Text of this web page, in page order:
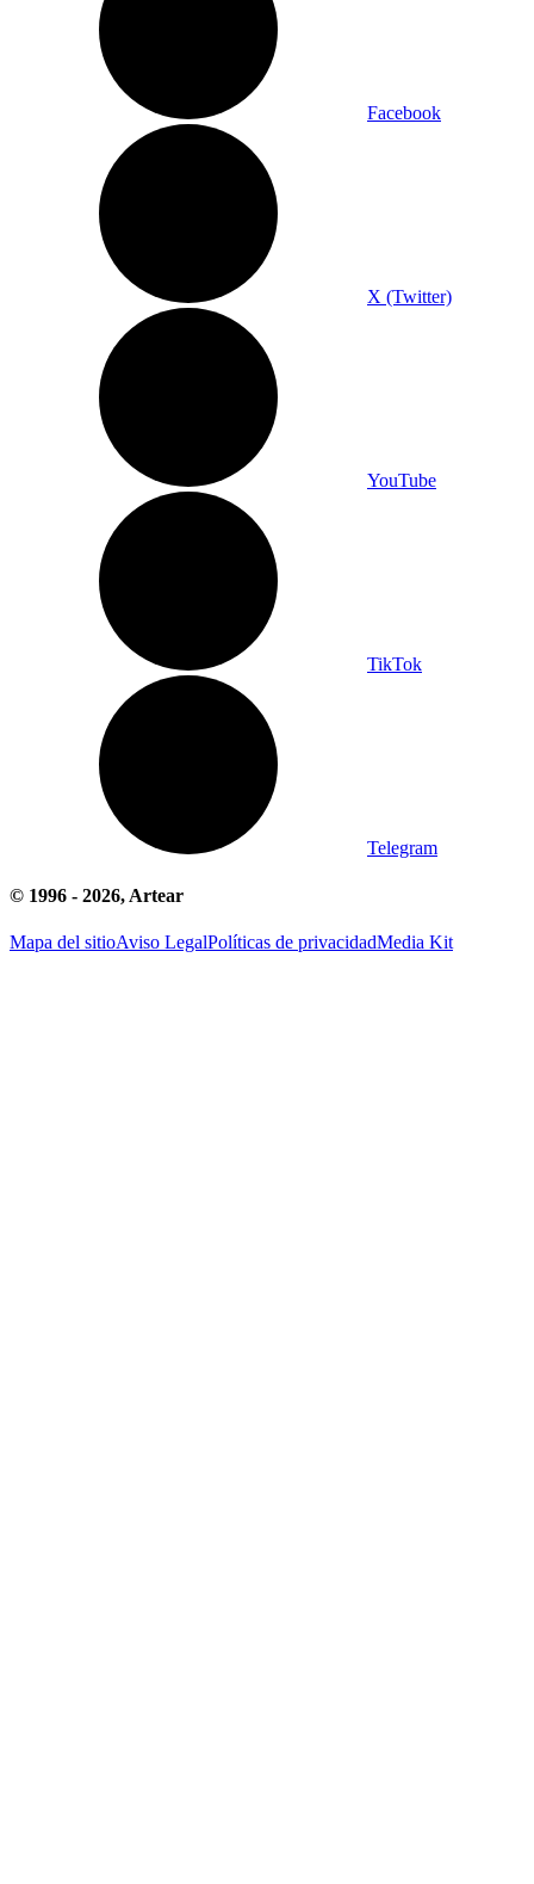
Facebook
X (Twitter)
YouTube
TikTok
Telegram
© 1996 - 2026, Artear
Mapa del sitioAviso LegalPolíticas de privacidadMedia Kit